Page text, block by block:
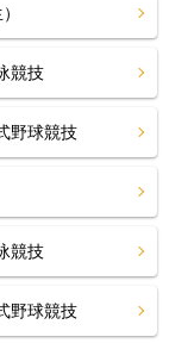
競技
野球競技
競技
野球競技